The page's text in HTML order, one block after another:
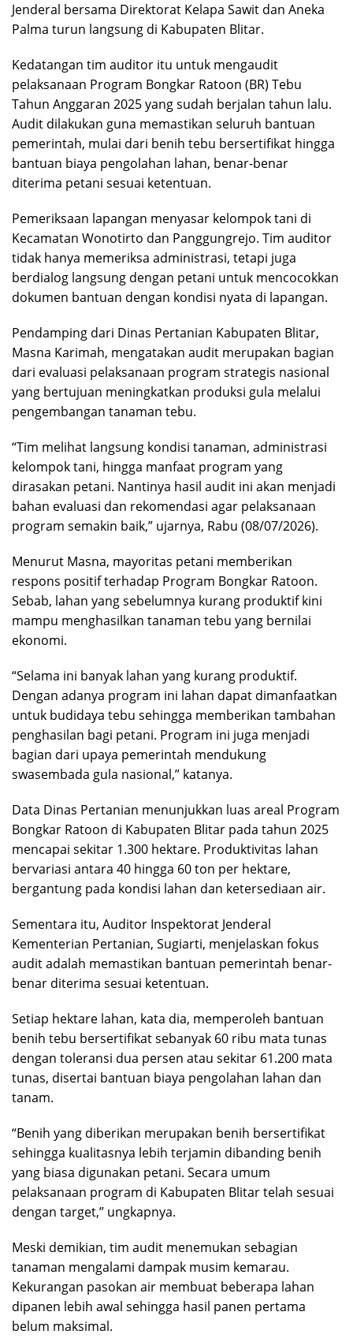
Jenderal bersama Direktorat Kelapa Sawit dan Aneka
Palma turun langsung di Kabupaten Blitar.
Kedatangan tim auditor itu untuk mengaudit
pelaksanaan Program Bongkar Ratoon (BR) Tebu
Tahun Anggaran 2025 yang sudah berjalan tahun lalu.
Audit dilakukan guna memastikan seluruh bantuan
pemerintah, mulai dari benih tebu bersertifikat hingga
bantuan biaya pengolahan lahan, benar-benar
diterima petani sesuai ketentuan.
Pemeriksaan lapangan menyasar kelompok tani di
Kecamatan Wonotirto dan Panggungrejo. Tim auditor
tidak hanya memeriksa administrasi, tetapi juga
berdialog langsung dengan petani untuk mencocokkan
dokumen bantuan dengan kondisi nyata di lapangan.
Pendamping dari Dinas Pertanian Kabupaten Blitar,
Masna Karimah, mengatakan audit merupakan bagian
dari evaluasi pelaksanaan program strategis nasional
yang bertujuan meningkatkan produksi gula melalui
pengembangan tanaman tebu.
“Tim melihat langsung kondisi tanaman, administrasi
kelompok tani, hingga manfaat program yang
dirasakan petani. Nantinya hasil audit ini akan menjadi
bahan evaluasi dan rekomendasi agar pelaksanaan
program semakin baik,” ujarnya, Rabu (08/07/2026).
Menurut Masna, mayoritas petani memberikan
respons positif terhadap Program Bongkar Ratoon.
Sebab, lahan yang sebelumnya kurang produktif kini
mampu menghasilkan tanaman tebu yang bernilai
ekonomi.
“Selama ini banyak lahan yang kurang produktif.
Dengan adanya program ini lahan dapat dimanfaatkan
untuk budidaya tebu sehingga memberikan tambahan
penghasilan bagi petani. Program ini juga menjadi
bagian dari upaya pemerintah mendukung
swasembada gula nasional,” katanya.
Data Dinas Pertanian menunjukkan luas areal Program
Bongkar Ratoon di Kabupaten Blitar pada tahun 2025
mencapai sekitar 1.300 hektare. Produktivitas lahan
bervariasi antara 40 hingga 60 ton per hektare,
bergantung pada kondisi lahan dan ketersediaan air.
Sementara itu, Auditor Inspektorat Jenderal
Kementerian Pertanian, Sugiarti, menjelaskan fokus
audit adalah memastikan bantuan pemerintah benar-
benar diterima sesuai ketentuan.
Setiap hektare lahan, kata dia, memperoleh bantuan
benih tebu bersertifikat sebanyak 60 ribu mata tunas
dengan toleransi dua persen atau sekitar 61.200 mata
tunas, disertai bantuan biaya pengolahan lahan dan
tanam.
“Benih yang diberikan merupakan benih bersertifikat
sehingga kualitasnya lebih terjamin dibanding benih
yang biasa digunakan petani. Secara umum
pelaksanaan program di Kabupaten Blitar telah sesuai
dengan target,” ungkapnya.
Meski demikian, tim audit menemukan sebagian
tanaman mengalami dampak musim kemarau.
Kekurangan pasokan air membuat beberapa lahan
dipanen lebih awal sehingga hasil panen pertama
belum maksimal.